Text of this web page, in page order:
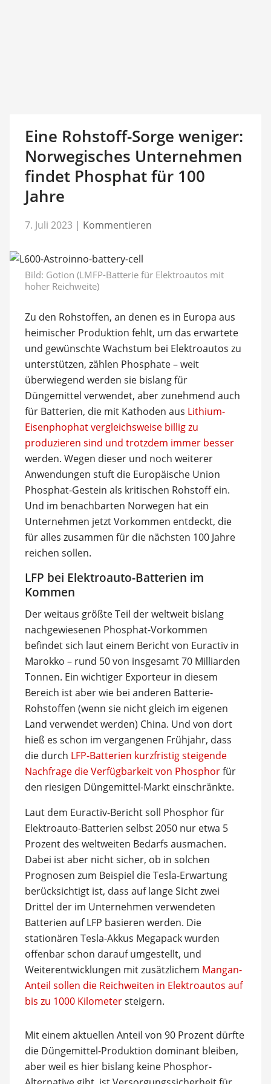
Eine Rohstoff-Sorge weniger:
Norwegisches Unternehmen
findet Phosphat für 100
Jahre
7. Juli 2023 | Kommentieren
Bild: Gotion (LMFP-Batterie für Elektroautos mit
hoher Reichweite)
Zu den Rohstoffen, an denen es in Europa aus
heimischer Produktion fehlt, um das erwartete
und gewünschte Wachstum bei Elektroautos zu
unterstützen, zählen Phosphate – weit
überwiegend werden sie bislang für
Düngemittel verwendet, aber zunehmend auch
für Batterien, die mit Kathoden aus Lithium-
Eisenphophat vergleichsweise billig zu
produzieren sind und trotzdem immer besser
werden. Wegen dieser und noch weiterer
Anwendungen stuft die Europäische Union
Phosphat-Gestein als kritischen Rohstoff ein.
Und im benachbarten Norwegen hat ein
Unternehmen jetzt Vorkommen entdeckt, die
für alles zusammen für die nächsten 100 Jahre
reichen sollen.
LFP bei Elektroauto-Batterien im
Kommen
Der weitaus größte Teil der weltweit bislang
nachgewiesenen Phosphat-Vorkommen
befindet sich laut einem Bericht von Euractiv in
Marokko – rund 50 von insgesamt 70 Milliarden
Tonnen. Ein wichtiger Exporteur in diesem
Bereich ist aber wie bei anderen Batterie-
Rohstoffen (wenn sie nicht gleich im eigenen
Land verwendet werden) China. Und von dort
hieß es schon im vergangenen Frühjahr, dass
die durch LFP-Batterien kurzfristig steigende
Nachfrage die Verfügbarkeit von Phosphorfür
den riesigen Düngemittel-Markt einschränkte.
Laut dem Euractiv-Bericht soll Phosphor für
Elektroauto-Batterien selbst 2050 nur etwa 5
Prozent des weltweiten Bedarfs ausmachen.
Dabei ist aber nicht sicher, ob in solchen
Prognosen zum Beispiel die Tesla-Erwartung
berücksichtigt ist, dass auf lange Sicht zwei
Drittel der im Unternehmen verwendeten
Batterien auf LFP basieren werden. Die
stationären Tesla-Akkus Megapack wurden
offenbar schon darauf umgestellt, und
Weiterentwicklungen mit zusätzlichem Mangan-
Anteil sollen die Reichweiten in Elektroautos auf
bis zu 1000 Kilometersteigern.
Mit einem aktuellen Anteil von 90 Prozent dürfte
die Düngemittel-Produktion dominant bleiben,
aber weil es hier bislang keine Phosphor-